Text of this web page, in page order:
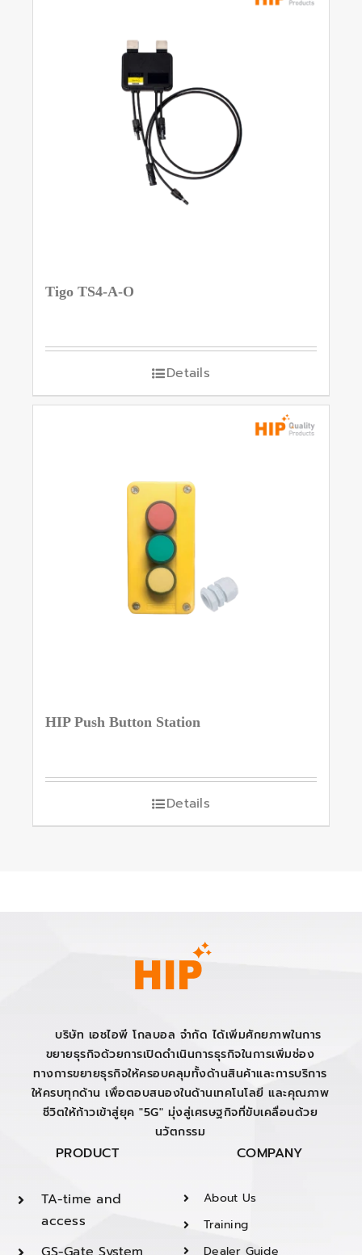
Tigo TS4-A-O
Details
HIP Push Button Station
Details
บริษัท เอชไอพี โกลบอล จำกัด ได้เพิ่มศักยภาพในการ
ขยายธุรกิจด้วยการเปิดดำเนินการธุรกิจในการเพิ่มช่อง
ทางการขยายธุรกิจให้ครอบคลุมทั้งด้านสินค้าและการบริการ
ให้ครบทุกด้าน เพื่อตอบสนองในด้านเทคโนโลยี และคุณภาพ
ชีวิตให้ก้าวเข้าสู่ยุค "5G" มุ่งสู่เศรษฐกิจที่ขับเคลื่อนด้วย
นวัตกรรม
PRODUCT
TA-time and
access
COMPANY
About Us
Training
Dealer Guide